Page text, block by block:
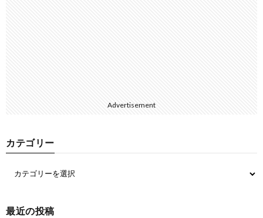
Advertisement
カテゴリー
最近の投稿